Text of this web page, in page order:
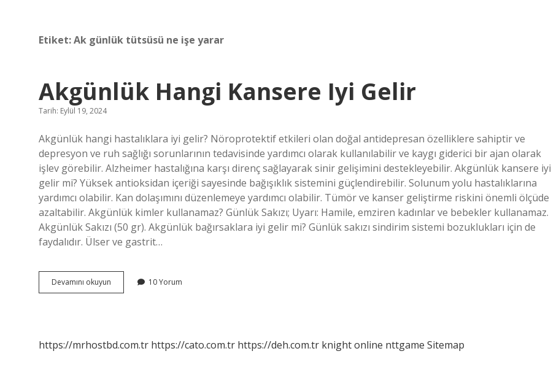
Etiket:Ak günlük tütsüsü ne işe yarar
Akgünlük Hangi Kansere Iyi Gelir
Tarih: Eylül 19, 2024
Akgünlük hangi hastalıklara iyi gelir? Nöroprotektif etkileri olan doğal antidepresan özelliklere sahiptir ve
depresyon ve ruh sağlığı sorunlarının tedavisinde yardımcı olarak kullanılabilir ve kaygı giderici bir ajan olarak
işlev görebilir. Alzheimer hastalığına karşı direnç sağlayarak sinir gelişimini destekleyebilir. Akgünlük kansere iyi
gelir mi? Yüksek antioksidan içeriği sayesinde bağışıklık sistemini güçlendirebilir. Solunum yolu hastalıklarına
yardımcı olabilir. Kan dolaşımını düzenlemeye yardımcı olabilir. Tümör ve kanser geliştirme riskini önemli ölçüde
azaltabilir. Akgünlük kimler kullanamaz? Günlük Sakızı; Uyarı: Hamile, emziren kadınlar ve bebekler kullanamaz.
Akgünlük Sakızı (50 gr). Akgünlük bağırsaklara iyi gelir mi? Günlük sakızı sindirim sistemi bozuklukları için de
faydalıdır. Ülser ve gastrit…
Devamını okuyun Akgünlük
Hangi
10 Yorum
https://mrhostbd.com.tr https://cato.com.tr https://deh.com.tr knight online nttgame Sitemap